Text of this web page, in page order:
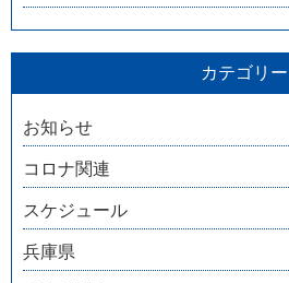
カテゴリー
お知らせ
コロナ関連
スケジュール
兵庫県